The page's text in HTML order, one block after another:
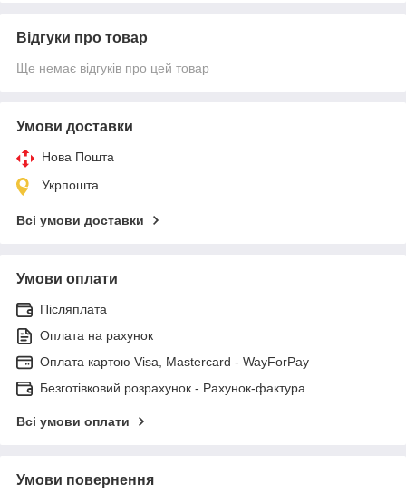
Відгуки про товар
Ще немає відгуків про цей товар
Умови доставки
Нова Пошта
Укрпошта
Всі умови доставки
Умови оплати
Післяплата
Оплата на рахунок
Оплата картою Visa, Mastercard - WayForPay
Безготівковий розрахунок - Рахунок-фактура
Всі умови оплати
Умови повернення